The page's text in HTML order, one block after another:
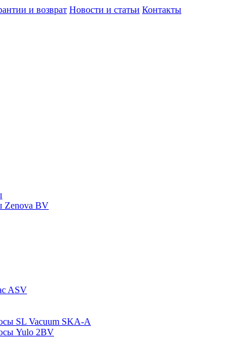
и возврат Новости и статьи Контакты
Zenova BV
ASV
SL Vacuum SKA-A
Yulo 2BV